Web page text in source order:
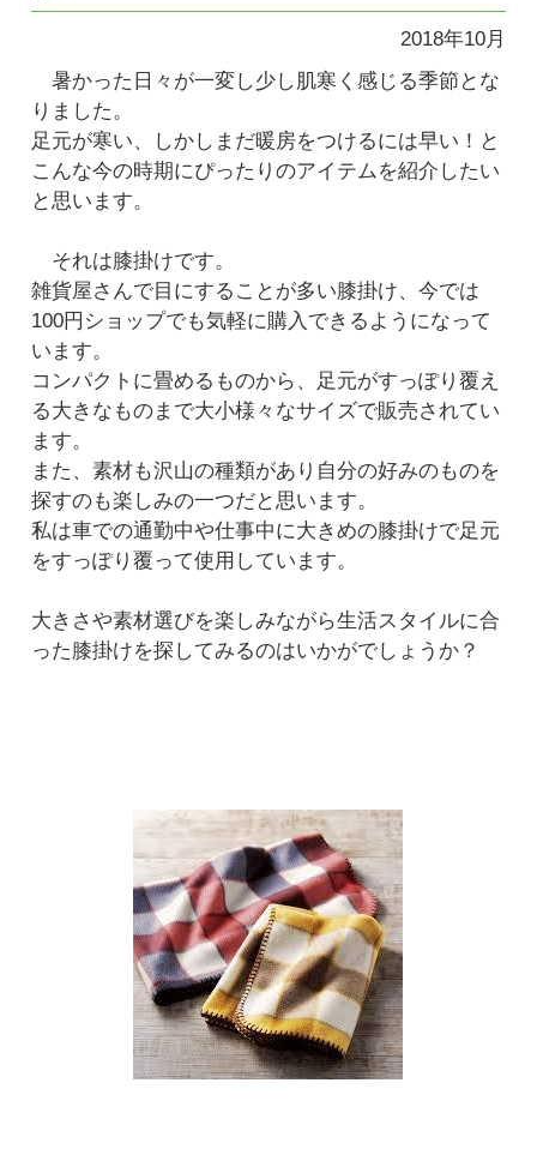
2018年10月
暑かった日々が一変し少し肌寒く感じる季節とな
りました。
足元が寒い、しかしまだ暖房をつけるには早い！と
こんな今の時期にぴったりのアイテムを紹介したい
と思います。
それは膝掛けです。
雑貨屋さんで目にすることが多い膝掛け、今では
100円ショップでも気軽に購入できるようになって
います。
コンパクトに畳めるものから、足元がすっぽり覆え
る大きなものまで大小様々なサイズで販売されてい
ます。
また、素材も沢山の種類があり自分の好みのものを
探すのも楽しみの一つだと思います。
私は車での通勤中や仕事中に大きめの膝掛けで足元
をすっぽり覆って使用しています。
大きさや素材選びを楽しみながら生活スタイルに合
った膝掛けを探してみるのはいかがでしょうか？